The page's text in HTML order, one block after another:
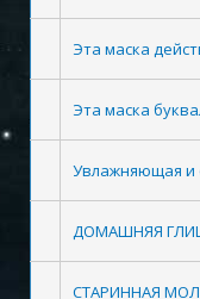
Эта маска
Эта маска
Увлажняющая и
ДОМАШНЯЯ
СТАРИННАЯ